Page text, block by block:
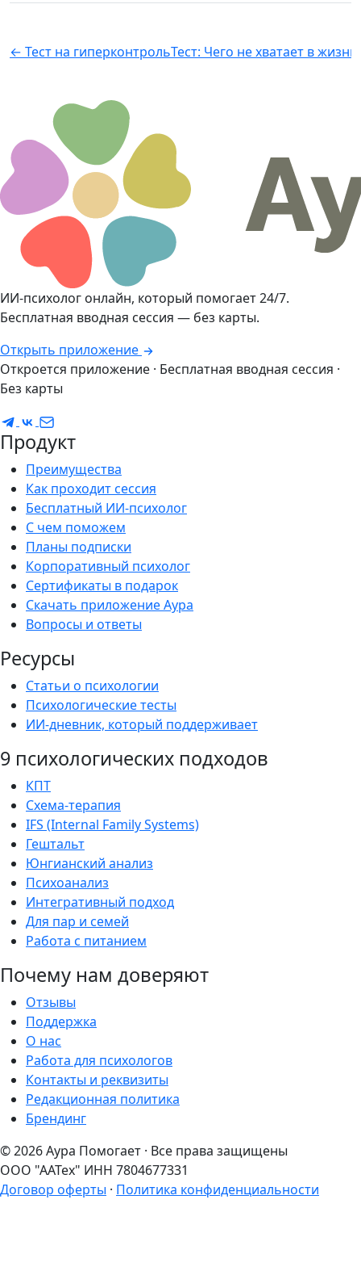
← Тест на гиперконтрольТест: Чего не хватает в
ИИ-психолог онлайн, который помогает 24/7.
Бесплатная вводная сессия — без карты.
Открыть приложение
Откроется приложение · Бесплатная вводная сессия ·
Без карты
Продукт
Преимущества
Как проходит сессия
Бесплатный ИИ-психолог
С чем поможем
Планы подписки
Корпоративный психолог
Сертификаты в подарок
Скачать приложение Аура
Вопросы и ответы
Ресурсы
Статьи о психологии
Психологические тесты
ИИ-дневник, который поддерживает
9 психологических подходов
КПТ
Схема-терапия
IFS (Internal Family Systems)
Гештальт
Юнгианский анализ
Психоанализ
Интегративный подход
Для пар и семей
Работа с питанием
Почему нам доверяют
Отзывы
Поддержка
О нас
Работа для психологов
Контакты и реквизиты
Редакционная политика
Брендинг
© 2026 Аура Помогает · Все права защищены
ООО "ААТех" ИНН 7804677331
Договор оферты · Политика конфиденциальности